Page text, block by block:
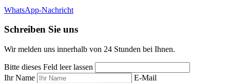
WhatsApp-Nachricht
Schreiben Sie uns
Wir melden uns innerhalb von 24 Stunden bei Ihnen.
Bitte dieses Feld leer lassen
Ihr Name
E-Mail